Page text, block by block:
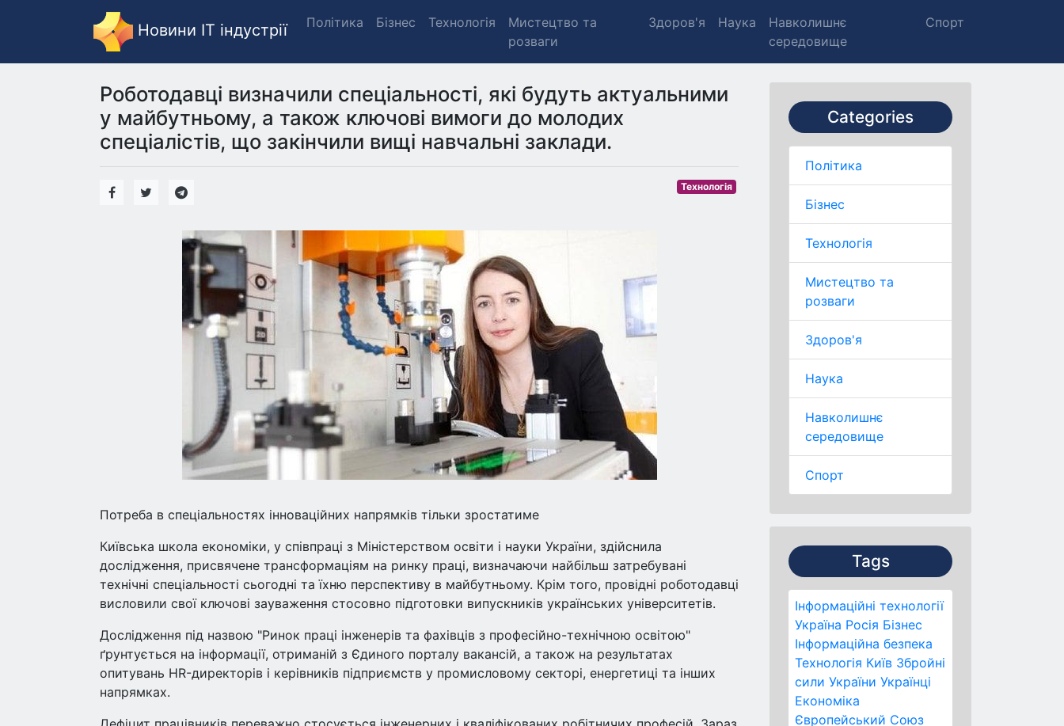
Новини IT індустрії Політика Бізнес Технологія
Мистецтво та
розваги
Здоров'я Наука
Навколишнє
середовище
Спорт
Categories
Політика
Бізнес
Технологія
Мистецтво та
розваги
Здоров'я
Наука
Навколишнє
середовище
Спорт
Tags
Інформаційні технології
Україна Росія Бізнес
Інформаційна безпека
Технологія Київ Збройні
сили України Українці
Економіка
Європейський Союз
Роботодавці визначили спеціальності, які будуть актуальними
у майбутньому, а також ключові вимоги до молодих
спеціалістів, що закінчили вищі навчальні заклади.
Технологія
Потреба в спеціальностях інноваційних напрямків тільки зростатиме
Київська школа економіки, у співпраці з Міністерством освіти і науки України, здійснила
дослідження, присвячене трансформаціям на ринку праці, визначаючи найбільш затребувані
технічні спеціальності сьогодні та їхню перспективу в майбутньому. Крім того, провідні роботодавці
висловили свої ключові зауваження стосовно підготовки випускників українських університетів.
Дослідження під назвою "Ринок праці інженерів та фахівців з професійно-технічною освітою"
ґрунтується на інформації, отриманій з Єдиного порталу вакансій, а також на результатах
опитувань HR-директорів і керівників підприємств у промисловому секторі, енергетиці та інших
напрямках.